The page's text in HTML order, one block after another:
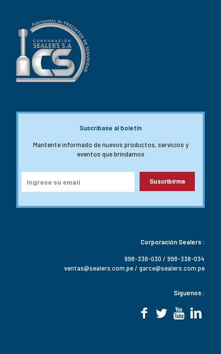
Suscribase al boletín
Mantente informado de nuevos productos, servicios y
eventos que brindamos
Corporación Sealers :
998-338-030 / 998-338-034
ventas@sealers.com.pe / garce@sealers.com.pe
Síguenos :